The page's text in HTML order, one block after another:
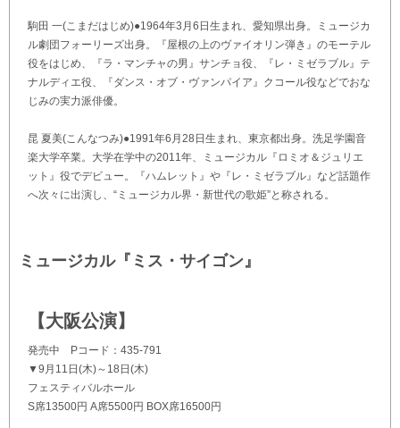
駒田 一(こまだはじめ)●1964年3月6日生まれ、愛知県出身。ミュージカ
ル劇団フォーリーズ出身。『屋根の上のヴァイオリン弾き』のモーテル
役をはじめ、『ラ・マンチャの男』サンチョ役、『レ・ミゼラブル』テ
ナルディエ役、『ダンス・オブ・ヴァンパイア』クコール役などでおな
じみの実力派俳優。
昆 夏美(こんなつみ)●1991年6月28日生まれ、東京都出身。洗足学園音
楽大学卒業。大学在学中の2011年、ミュージカル『ロミオ＆ジュリエ
ット』役でデビュー。『ハムレット』や『レ・ミゼラブル』など話題作
へ次々に出演し、“ミュージカル界・新世代の歌姫”と称される。
ミュージカル『ミス・サイゴン』
【大阪公演】
発売中 Pコード：435-791
▼9月11日(木)～18日(木)
フェスティバルホール
S席13500円 A席5500円 BOX席16500円